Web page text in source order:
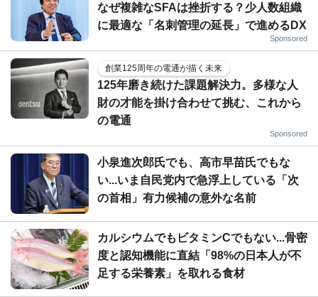
なぜ複雑なSFAは挫折する？少人数組織
に最適な「名刺管理の延長」で進めるDX
Sponsored
創業125周年の電通が描く未来
125年磨き続けた課題解決力。多様な人
財の才能を掛け合わせて挑む、これから
の電通
Sponsored
小泉進次郎氏でも、高市早苗氏でもな
い...いま自民党内で急浮上している「次
の首相」有力候補の意外な名前
カルシウムでもビタミンCでもない...骨密
度と認知機能に直結「98%の日本人が不
足する栄養素」を取れる食材